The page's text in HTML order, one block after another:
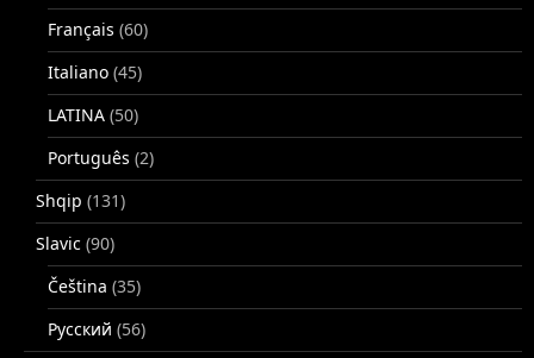
Français (60)
Italiano (45)
LATINA (50)
Português (2)
Shqip (131)
Slavic (90)
Čeština (35)
Русский (56)